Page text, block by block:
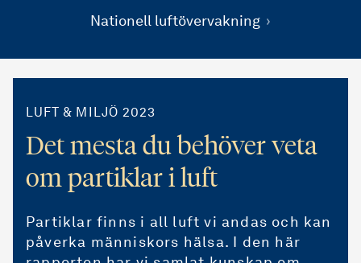
Nationell luftövervakning
LUFT & MILJÖ 2023
Det mesta du behöver veta
om partiklar i luft
Partiklar finns i all luft vi andas och kan
påverka människors hälsa. I den här